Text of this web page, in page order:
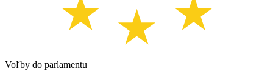
Voľby do parlamentu